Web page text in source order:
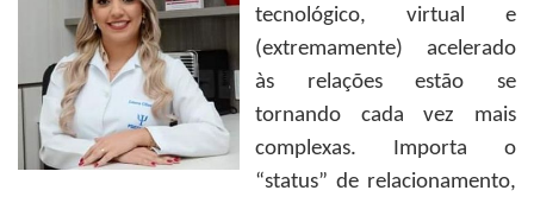
tecnológico, virtual e
(extremamente) acelerado
às relações estão se
tornando cada vez mais
complexas. Importa o
“status” de relacionamento,